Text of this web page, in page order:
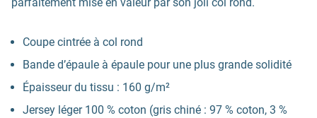
Coupe cintrée à col rond
Bande d’épaule à épaule pour une plus grande solidité
Épaisseur du tissu : 160 g/m²
Jersey léger 100 % coton (gris chiné : 97 % coton, 3 %